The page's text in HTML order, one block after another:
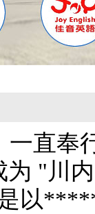
直奉
"川
以